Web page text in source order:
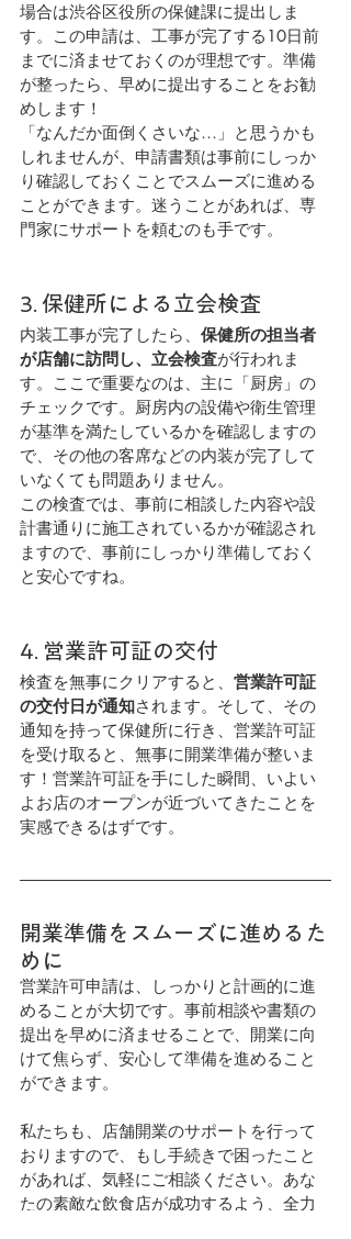
場合は渋谷区役所の保健課に提出しま
す。この申請は、工事が完了する10日前
までに済ませておくのが理想です。準備
が整ったら、早めに提出することをお勧
めします！
「なんだか面倒くさいな…」と思うかも
しれませんが、申請書類は事前にしっか
り確認しておくことでスムーズに進める
ことができます。迷うことがあれば、専
門家にサポートを頼むのも手です。
3. 保健所による立会検査
内装工事が完了したら、 保健所の担当者
が店舗に訪問し、立会検査が行われま
す。ここで重要なのは、主に「厨房」の
チェックです。厨房内の設備や衛生管理
が基準を満たしているかを確認しますの
で、その他の客席などの内装が完了して
いなくても問題ありません。
この検査では、事前に相談した内容や設
計書通りに施工されているかが確認され
ますので、事前にしっかり準備しておく
と安心ですね。
4. 営業許可証の交付
検査を無事にクリアすると、 営業許可証
の交付日が通知されます。そして、その
通知を持って保健所に行き、営業許可証
を受け取ると、無事に開業準備が整いま
す！営業許可証を手にした瞬間、いよい
よお店のオープンが近づいてきたことを
実感できるはずです。
開業準備をスムーズに進めるた
めに
営業許可申請は、しっかりと計画的に進
めることが大切です。事前相談や書類の
提出を早めに済ませることで、開業に向
けて焦らず、安心して準備を進めること
ができます。
私たちも、店舗開業のサポートを行って
おりますので、もし手続きで困ったこと
があれば、気軽にご相談ください。あな
たの素敵な飲食店が成功するよう、全力